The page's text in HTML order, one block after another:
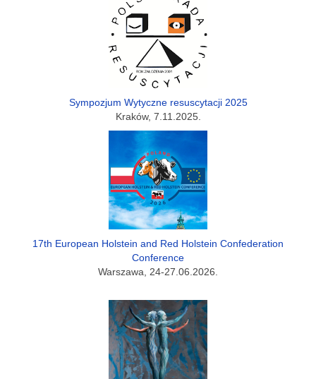
Sympozjum Wytyczne resuscytacji 2025
Kraków, 7.11.2025.
17th European Holstein and Red Holstein Confederation
Conference
Warszawa, 24-27.06.2026.